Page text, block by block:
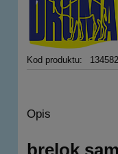
Kod produktu:
Opis